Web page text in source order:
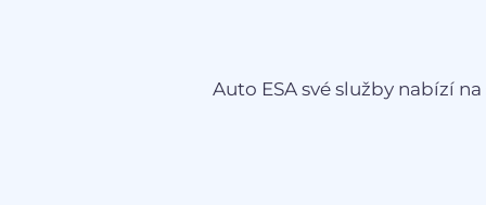
Auto ESA své služby nabízí